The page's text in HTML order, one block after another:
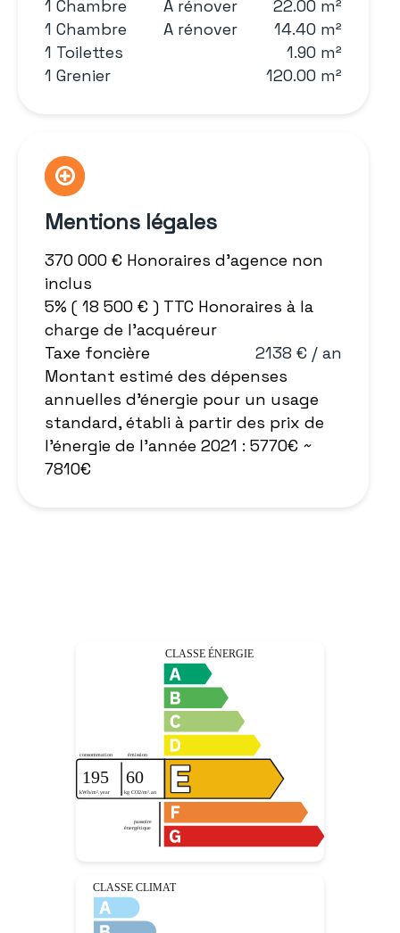
1 Chambre
A rénover
22.00 m²
1 Chambre
A rénover
14.40 m²
1 Toilettes
1.90 m²
1 Grenier
120.00 m²
Mentions légales
370 000 € Honoraires d'agence non
inclus
5% ( 18 500 € ) TTC Honoraires à la
charge de l'acquéreur
Taxe foncière
2138 € / an
Montant estimé des dépenses
annuelles d'énergie pour un usage
standard, établi à partir des prix de
l'énergie de l'année 2021 : 5770€ ~
7810€